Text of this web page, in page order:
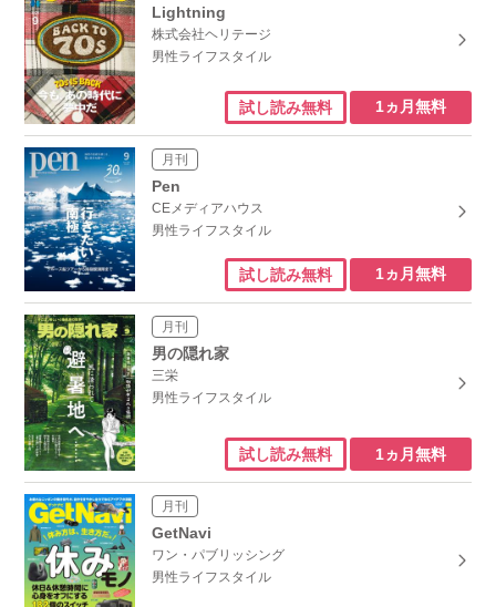
Lightning
株式会社ヘリテージ
男性ライフスタイル
試し読み無料 1ヵ月無料
月刊
Pen
CEメディアハウス
男性ライフスタイル
試し読み無料 1ヵ月無料
月刊
男の隠れ家
三栄
男性ライフスタイル
試し読み無料 1ヵ月無料
月刊
GetNavi
ワン・パブリッシング
男性ライフスタイル